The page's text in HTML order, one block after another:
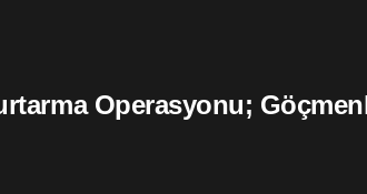
Operasyonu;